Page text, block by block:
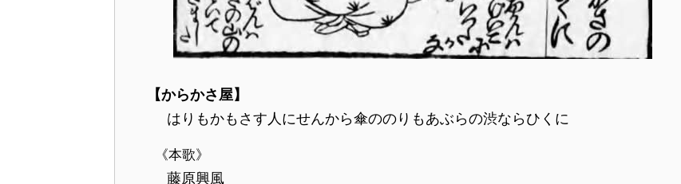
【からかさ屋】
はりもかもさす人にせんから傘ののりもあぶらの渋ならひくに
《本歌》
藤原興風